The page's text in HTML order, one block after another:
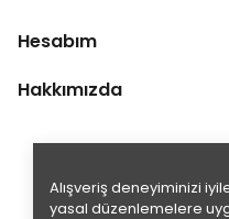
Alışveriş deneyiminizi
yasal düzenlemelere
Hesabım
Hakkımızda